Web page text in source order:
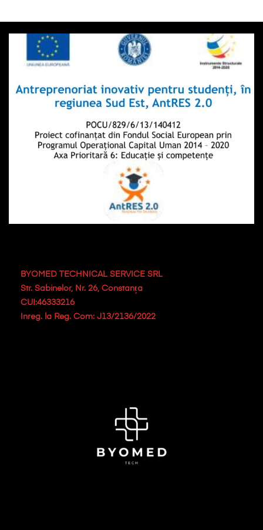
BYOMED TECHNICAL SERVICE SRL
Str. Sabinelor, Nr. 26, Constanța
CUI:46333216
Inreg. la Reg. Com: J13/2136/2022